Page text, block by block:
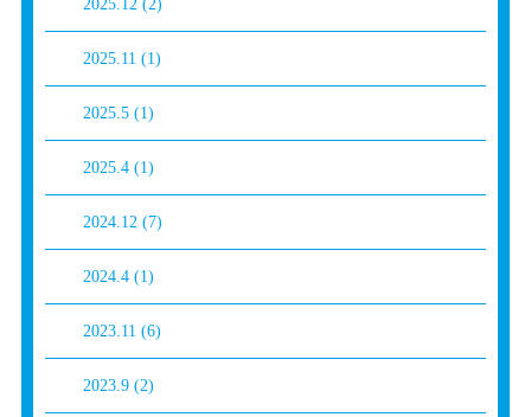
2025.12 (2)
2025.11 (1)
2025.5 (1)
2025.4 (1)
2024.12 (7)
2024.4 (1)
2023.11 (6)
2023.9 (2)